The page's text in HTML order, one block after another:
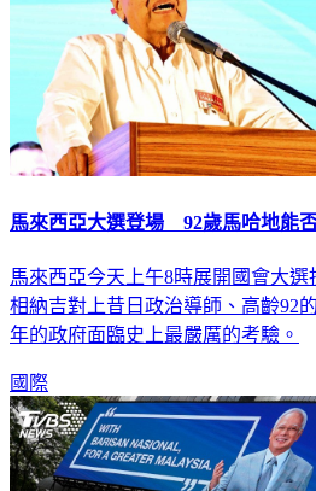
馬來西亞大選登場 92歲馬哈地能
馬來西亞今天上午8時展開國會大
相納吉對上昔日政治導師、高齡92
年的政府面臨史上最嚴厲的考驗。
國際